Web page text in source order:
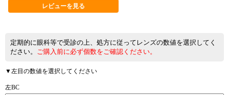
レビューを見る
定期的に眼科等で受診の上、処方に従ってレンズの数値を選択してく
ださい。
ご購入前に必ず個数をご確認ください。
▼左目の数値を選択してください
左BC